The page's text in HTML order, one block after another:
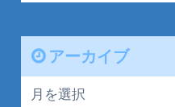
アーカイブ